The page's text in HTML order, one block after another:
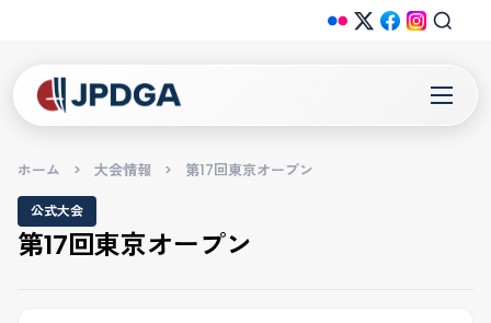
ホーム > 大会情報 > 第17回東京オープン
公式大会
第17回東京オープン